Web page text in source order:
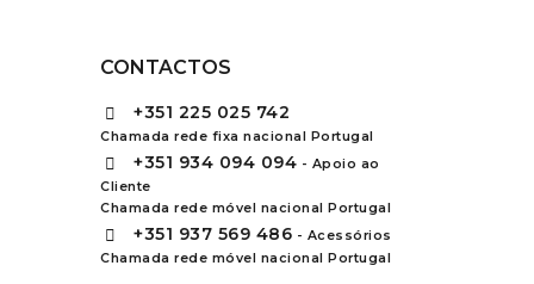
CONTACTOS
+351 225 025 742
Chamada rede fixa nacional Portugal
+351 934 094 094 - Apoio ao
Cliente
Chamada rede móvel nacional Portugal
+351 937 569 486 - Acessórios
Chamada rede móvel nacional Portugal